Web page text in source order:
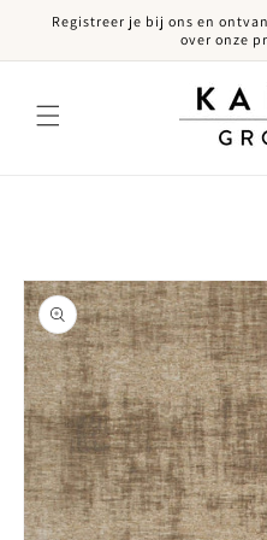
naar de content
Registreer je bij ons en
over onze
naar productinformatie